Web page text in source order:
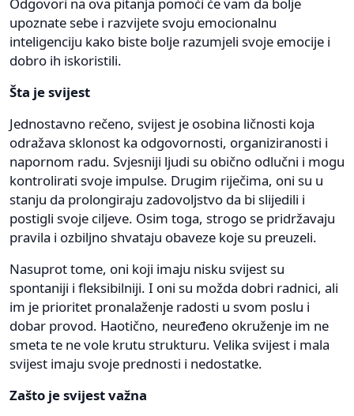
upoznate sebe i razvijete svoju emocionalnu
inteligenciju kako biste bolje razumjeli svoje emocije i
dobro ih iskoristili.
Šta je svijest
Jednostavno rečeno, svijest je osobina ličnosti koja
odražava sklonost ka odgovornosti, organiziranosti i
napornom radu. Svjesniji ljudi su obično odlučni i mogu
kontrolirati svoje impulse. Drugim riječima, oni su u
stanju da prolongiraju zadovoljstvo da bi slijedili i
postigli svoje ciljeve. Osim toga, strogo se pridržavaju
pravila i ozbiljno shvataju obaveze koje su preuzeli.
Nasuprot tome, oni koji imaju nisku svijest su
spontaniji i fleksibilniji. I oni su možda dobri radnici, ali
im je prioritet pronalaženje radosti u svom poslu i
dobar provod. Haotično, neuređeno okruženje im ne
smeta te ne vole krutu strukturu. Velika svijest i mala
svijest imaju svoje prednosti i nedostatke.
Zašto je svijest važna